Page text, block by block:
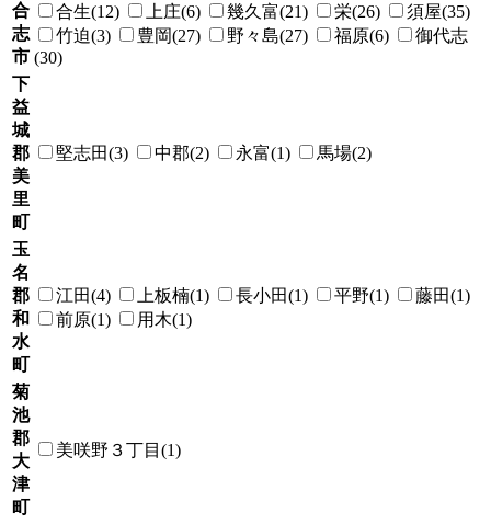
合
志
市
合生(12) 上庄(6) 幾久富(21) 栄(26)
須屋(35)
竹迫(3)
豊岡(27) 野々島(27) 福原(6)
御代志
(30)
下
益
城
郡
美
里
町
堅志田(3) 中郡(2) 永富(1) 馬場(2)
玉
名
郡
和
水
町
江田(4) 上板楠(1) 長小田(1) 平野(1)
藤田(1)
前原(1)
用木(1)
菊
池
郡
大
津
町
美咲野３丁目(1)